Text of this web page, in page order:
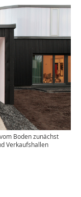
Boden zunächst
Verkaufshallen